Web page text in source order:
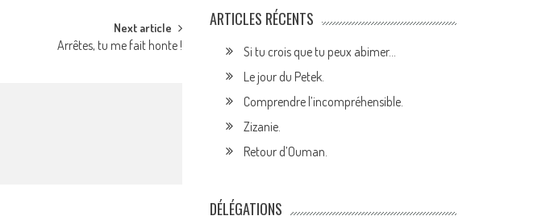
Next article
Arrêtes, tu me fait honte !
ARTICLES RÉCENTS
Si tu crois que tu peux abimer…
Le jour du Petek.
Comprendre l’incompréhensible.
Zizanie.
Retour d’Ouman.
DÉLÉGATIONS